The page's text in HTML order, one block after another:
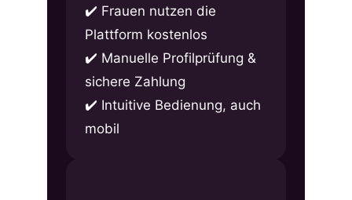
Frauen nutzen die
Plattform kostenlos
Manuelle Profilprüfung &
sichere Zahlung
Intuitive Bedienung, auch
mobil